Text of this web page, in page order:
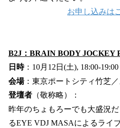
お申し込みは
B2J：BRAIN BODY JOCKEY
日時：10月12日(土), 18:00-19:00
会場：東京ポートシティ竹芝
登壇者 （敬称略）：
昨年のちょもろーでも大盛況
るEYE VDJ MASAによるライ